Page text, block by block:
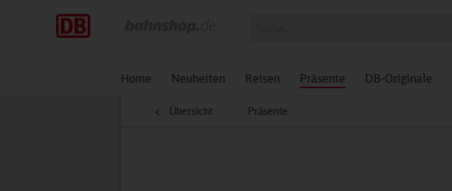
Home Neuheiten Reisen Präsente DB-Originale
Übersicht Präsente